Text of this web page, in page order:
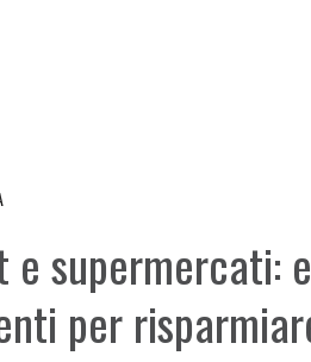
e supermercati:
per